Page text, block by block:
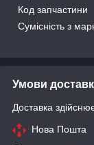
Код запчастини
Сумісність з
Умови
Доставка
Нова Пошта